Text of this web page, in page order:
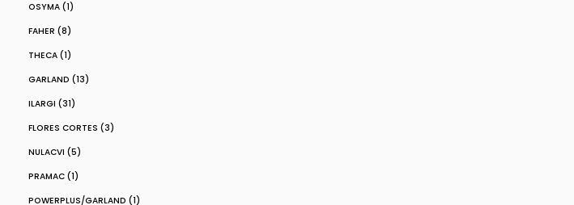
OSYMA (1)
FAHER (8)
THECA (1)
GARLAND (13)
ILARGI (31)
FLORES CORTES (3)
NULACVI (5)
PRAMAC (1)
POWERPLUS/GARLAND (1)